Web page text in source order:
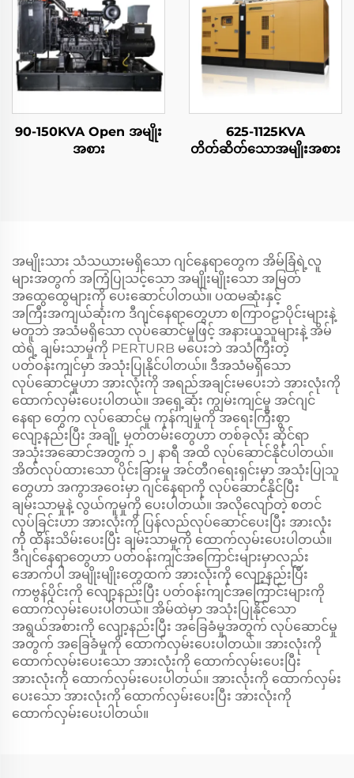
90-150KVA Open အမျိုး
အစား
625-1125KVA
တိတ်ဆိတ်သောအမျိုးအစား
အမျိုးသား သံသယားမရှိသော ဂျင်နေရာတွေက အိမ်ခြံရဲ့လူ
များအတွက် အကြံပြုသင့်သော အမျိုးမျိုးသော အမြတ်
အထွေထွေများကို ပေးဆောင်ပါတယ်။ ပထမဆုံးနှင့်
အကြီးအကျယ်ဆုံးက ဒီဂျင်နေရာတွေဟာ စကြာဝဠာပိုင်းများနဲ့
မတူဘဲ အသံမရှိသော လုပ်ဆောင်မှုဖြင့် အနားယူသူများနဲ့ အိမ်
ထဲရဲ့ ချမ်းသာမှုကို PERTURB မပေးဘဲ အသံကြီးတဲ့
ပတ်ဝန်းကျင်မှာ အသုံးပြုနိုင်ပါတယ်။ ဒီအသံမရှိသော
လုပ်ဆောင်မှုဟာ အားလုံးကို အရည်အချင်းမပေးဘဲ အားလုံးကို
ထောက်လှမ်းပေးပါတယ်။ အရှေ့ဆုံး ကျွမ်းကျင်မှု အင်ဂျင်
နေရာ တွေက လုပ်ဆောင်မှု ကုန်ကျမှုကို အရေးကြီးစွာ
လျော့နည်းပြီး အချို့ မှတ်တမ်းတွေဟာ တစ်ခုလုံး ဆိုင်ရာ
အသုံးအဆောင်အတွက် ၁၂ နာရီ အထိ လုပ်ဆောင်နိုင်ပါတယ်။
အိတ်လုပ်ထားသော ပိုင်းခြားမှု အင်တီဂရေးရှင်းမှာ အသုံးပြုသူ
တွေဟာ အကွာအဝေးမှာ ဂျင်နေရာကို လုပ်ဆောင်နိုင်ပြီး
ချမ်းသာမှုနဲ့ လွယ်ကူမှုကို ပေးပါတယ်။ အလိုလျော်တဲ့ စတင်
လုပ်ခြင်းဟာ အားလုံးကို ပြန်လည်လုပ်ဆောင်ပေးပြီး အားလုံး
ကို ထိန်းသိမ်းပေးပြီး ချမ်းသာမှုကို ထောက်လှမ်းပေးပါတယ်။
ဒီဂျင်နေရာတွေဟာ ပတ်ဝန်းကျင်အကြောင်းများမှာလည်း
အောက်ပါ အမျိုးမျိုးတွေထက် အားလုံးကို လျော့နည်းပြီး
ကာဗွန်ပိုင်းကို လျော့နည်းပြီး ပတ်ဝန်းကျင်အကြောင်းများကို
ထောက်လှမ်းပေးပါတယ်။ အိမ်ထဲမှာ အသုံးပြုနိုင်သော
အရွယ်အစားကို လျော့နည်းပြီး အခြေခံမှုအတွက် လုပ်ဆောင်မှု
အတွက် အခြေခံမှုကို ထောက်လှမ်းပေးပါတယ်။ အားလုံးကို
ထောက်လှမ်းပေးသော အားလုံးကို ထောက်လှမ်းပေးပြီး
အားလုံးကို ထောက်လှမ်းပေးပါတယ်။ အားလုံးကို ထောက်လှမ်း
ပေးသော အားလုံးကို ထောက်လှမ်းပေးပြီး အားလုံးကို
ထောက်လှမ်းပေးပါတယ်။